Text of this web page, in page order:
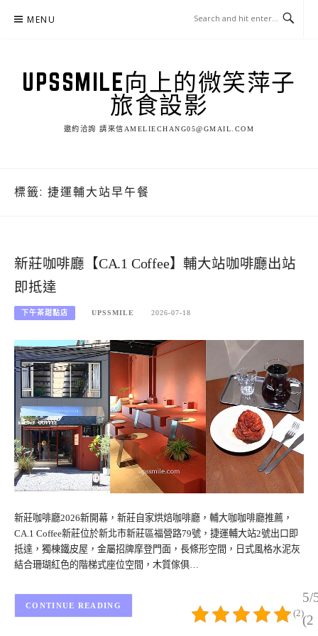
MENU
UPSSMILE向上的微笑萍子
旅食設影
邀約洽詢 請來信AMELIECHANG05@GMAIL.COM
標籤: 捷運輔大站早午餐
新莊咖啡廳【CA.1 Coffee】輔大站咖啡廳出站
即抵達
下午茶甜點店 UPSSMILE 2026-07-18
新莊咖啡廳2026新開幕，新莊自家烘焙咖啡廳，輔大咖咖啡廳推薦，
CA.1 Coffee新莊位於新北市新莊區福營路79號，捷運輔大站2號出口即
抵達，獨棟鐵皮屋，金屬招牌摩登門面，長條形空間，日式風格水泥灰
結合珊瑚紅色的階梯式座位空間，木質傢俱…
5/
(2
(2)
CONTINUE READING